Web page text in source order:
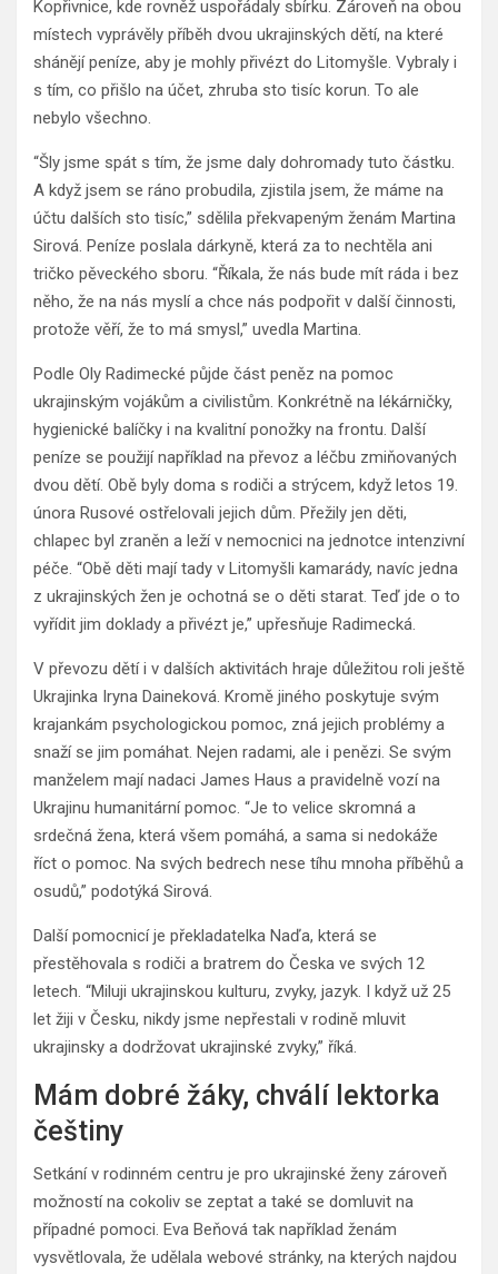
Kopřivnice, kde rovněž uspořádaly sbírku. Zároveň na obou
místech vyprávěly příběh dvou ukrajinských dětí, na které
shánějí peníze, aby je mohly přivézt do Litomyšle. Vybraly i
s tím, co přišlo na účet, zhruba sto tisíc korun. To ale
nebylo všechno.
“Šly jsme spát s tím, že jsme daly dohromady tuto částku.
A když jsem se ráno probudila, zjistila jsem, že máme na
účtu dalších sto tisíc,” sdělila překvapeným ženám Martina
Sirová. Peníze poslala dárkyně, která za to nechtěla ani
tričko pěveckého sboru. “Říkala, že nás bude mít ráda i bez
něho, že na nás myslí a chce nás podpořit v další činnosti,
protože věří, že to má smysl,” uvedla Martina.
Podle Oly Radimecké půjde část peněz na pomoc
ukrajinským vojákům a civilistům. Konkrétně na lékárničky,
hygienické balíčky i na kvalitní ponožky na frontu. Další
peníze se použijí například na převoz a léčbu zmiňovaných
dvou dětí. Obě byly doma s rodiči a strýcem, když letos 19.
února Rusové ostřelovali jejich dům. Přežily jen děti,
chlapec byl zraněn a leží v nemocnici na jednotce intenzivní
péče. “Obě děti mají tady v Litomyšli kamarády, navíc jedna
z ukrajinských žen je ochotná se o děti starat. Teď jde o to
vyřídit jim doklady a přivézt je,” upřesňuje Radimecká.
V převozu dětí i v dalších aktivitách hraje důležitou roli ještě
Ukrajinka Iryna Daineková. Kromě jiného poskytuje svým
krajankám psychologickou pomoc, zná jejich problémy a
snaží se jim pomáhat. Nejen radami, ale i penězi. Se svým
manželem mají nadaci James Haus a pravidelně vozí na
Ukrajinu humanitární pomoc. “Je to velice skromná a
srdečná žena, která všem pomáhá, a sama si nedokáže
říct o pomoc. Na svých bedrech nese tíhu mnoha příběhů a
osudů,” podotýká Sirová.
Další pomocnicí je překladatelka Naďa, která se
přestěhovala s rodiči a bratrem do Česka ve svých 12
letech. “Miluji ukrajinskou kulturu, zvyky, jazyk. I když už 25
let žiji v Česku, nikdy jsme nepřestali v rodině mluvit
ukrajinsky a dodržovat ukrajinské zvyky,” říká.
Mám dobré žáky, chválí lektorka
češtiny
Setkání v rodinném centru je pro ukrajinské ženy zároveň
možností na cokoliv se zeptat a také se domluvit na
případné pomoci. Eva Beňová tak například ženám
vysvětlovala, že udělala webové stránky, na kterých najdou